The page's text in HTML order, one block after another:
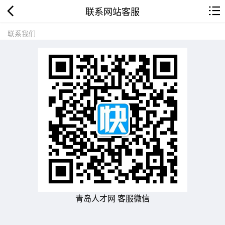
联系网站客服
联系我们
青岛人才网 客服微信